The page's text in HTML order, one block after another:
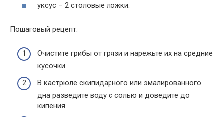
уксус – 2 столовые ложки.
Пошаговый рецепт:
Очистите грибы от грязи и нарежьте их на средние
кусочки.
В кастрюле скипидарного или эмалированного
дна разведите воду с солью и доведите до
кипения.